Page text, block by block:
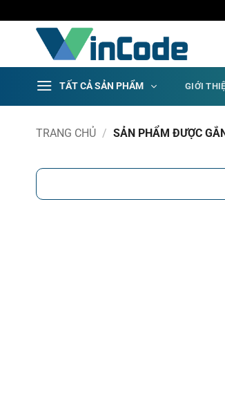
qua
TẤT CẢ SẢN PHẨM GIỚI
TRANG CHỦ / SẢN PHẨM ĐƯỢC